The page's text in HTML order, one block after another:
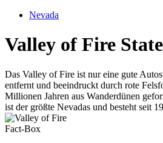
Nevada
Valley of Fire
Das Valley of Fire ist nur eine gute
entfernt und beeindruckt durch rote
Millionen Jahren aus Wanderdünen
ist der größte Nevadas und besteht seit
Fact-Box